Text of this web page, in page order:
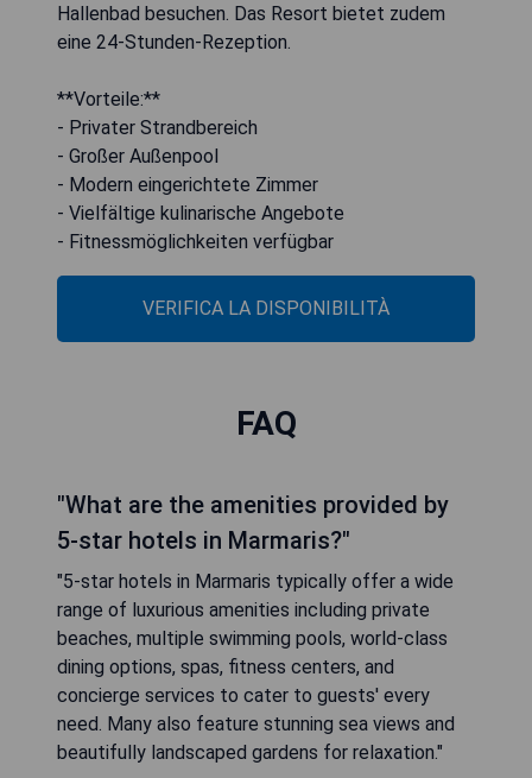
Hallenbad besuchen. Das Resort bietet zudem
eine 24-Stunden-Rezeption.
**Vorteile:**
- Privater Strandbereich
- Großer Außenpool
- Modern eingerichtete Zimmer
- Vielfältige kulinarische Angebote
- Fitnessmöglichkeiten verfügbar
VERIFICA LA DISPONIBILITÀ
FAQ
"What are the amenities provided by
5-star hotels in Marmaris?"
"5-star hotels in Marmaris typically offer a wide
range of luxurious amenities including private
beaches, multiple swimming pools, world-class
dining options, spas, fitness centers, and
concierge services to cater to guests' every
need. Many also feature stunning sea views and
beautifully landscaped gardens for relaxation."